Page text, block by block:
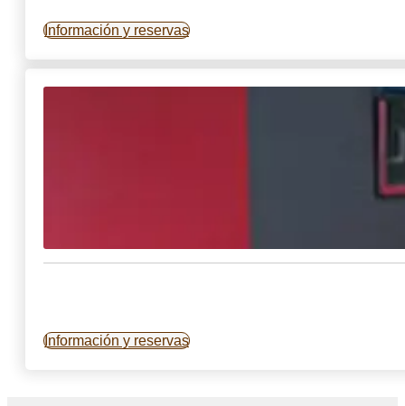
Información y reservas
Información y reservas